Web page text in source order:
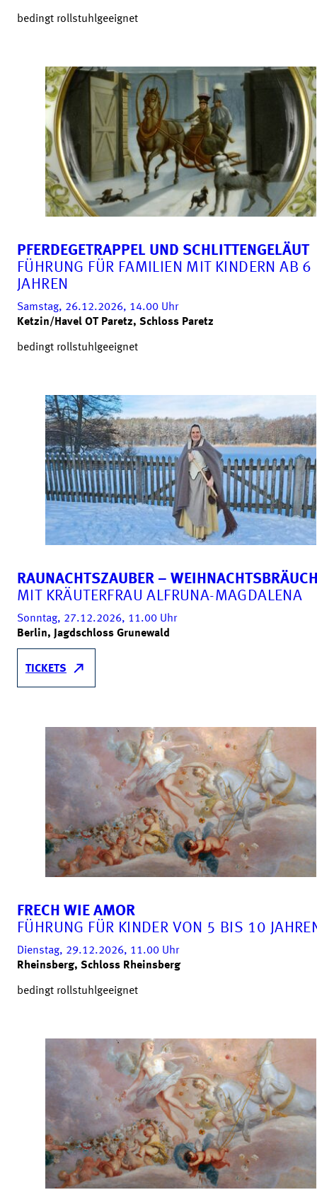
bedingt rollstuhlgeeignet
PFERDEGETRAPPEL UND SCHLITTENGELÄUT
FÜHRUNG FÜR FAMILIEN MIT KINDERN AB 6
JAHREN
Samstag, 26.12.2026, 14.00 Uhr
Ketzin/Havel OT Paretz, Schloss Paretz
bedingt rollstuhlgeeignet
RAUNACHTSZAUBER –
MIT KRÄUTERFRAU ALFRUNA-MAGDALENA
Sonntag, 27.12.2026, 11.00 Uhr
Berlin, Jagdschloss Grunewald
TICKETS
FRECH WIE AMOR
FÜHRUNG FÜR KINDER VON 5 BIS 10
Dienstag, 29.12.2026, 11.00 Uhr
Rheinsberg, Schloss Rheinsberg
bedingt rollstuhlgeeignet